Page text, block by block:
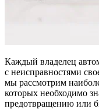
Каждый владелец
с неисправностями
мы рассмотрим
которых необходимо
предотвращению или